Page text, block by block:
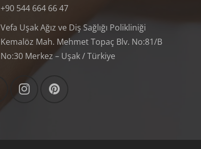
+90 544 664 66 47
Vefa Uşak Ağız ve Diş Sağlığı Polikliniği
Kemalöz Mah. Mehmet Topaç Blv. No:81/B
No:30 Merkez – Uşak / Türkiye